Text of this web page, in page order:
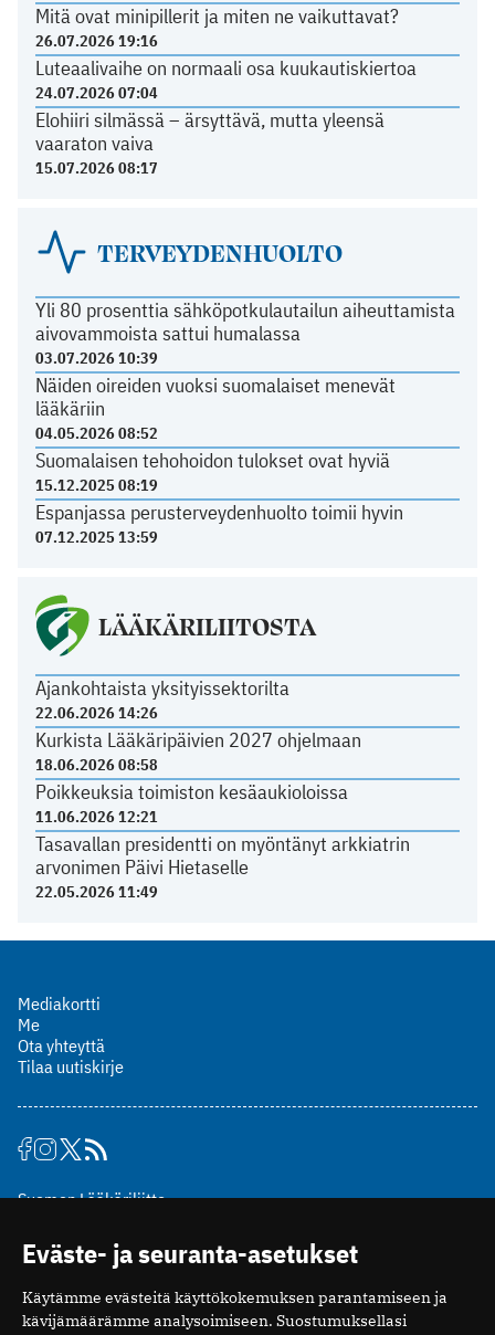
Mitä ovat minipillerit ja miten ne vaikuttavat?
26.07.2026 19:16
Luteaalivaihe on normaali osa kuukautiskiertoa
24.07.2026 07:04
Elohiiri silmässä – ärsyttävä, mutta yleensä
vaaraton vaiva
15.07.2026 08:17
TERVEYDENHUOLTO
Yli 80 prosenttia sähköpotkulautailun aiheuttamista
aivovammoista sattui humalassa
03.07.2026 10:39
Näiden oireiden vuoksi suomalaiset menevät
lääkäriin
04.05.2026 08:52
Suomalaisen tehohoidon tulokset ovat hyviä
15.12.2025 08:19
Espanjassa perusterveydenhuolto toimii hyvin
07.12.2025 13:59
LÄÄKÄRILIITOSTA
Ajankohtaista yksityissektorilta
22.06.2026 14:26
Kurkista Lääkäripäivien 2027 ohjelmaan
18.06.2026 08:58
Poikkeuksia toimiston kesäaukioloissa
11.06.2026 12:21
Tasavallan presidentti on myöntänyt arkkiatrin
arvonimen Päivi Hietaselle
22.05.2026 11:49
Mediakortti
Me
Ota yhteyttä
Tilaa uutiskirje
Suomen Lääkäriliitto
00510 Helsinki
puh. (09) 393 091
toimitus@potilaanlaakarilehti.fi
Eväste- ja seuranta-asetukset
Käytämme evästeitä käyttökokemuksen parantamiseen ja
kävijämäärämme analysoimiseen. Suostumuksellasi